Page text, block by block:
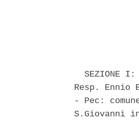
SEZIONE I:
Resp. Ennio
- Pec:
S.Giovanni